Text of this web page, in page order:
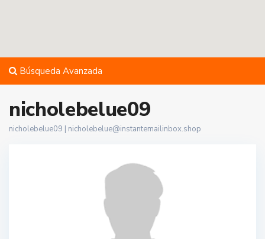
Búsqueda Avanzada
nicholebelue09
nicholebelue09 | nicholebelue@instantemailinbox.shop